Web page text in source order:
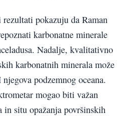
pokazuju da Raman
karbonatne minerale
Nadalje, kvalitativno
karbonatnih minerala može
podzemnog oceana.
mogao biti važan
situ opažanja površinskih